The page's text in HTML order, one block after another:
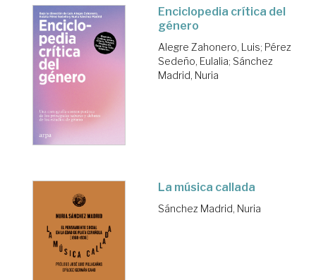
Enciclopedia crítica del
género
Alegre Zahonero, Luis; Pérez
Sedeño, Eulalia; Sánchez
Madrid, Nuria
La música callada
Sánchez Madrid, Nuria